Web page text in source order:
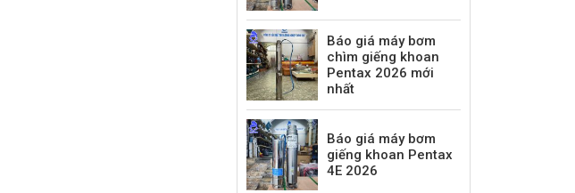
Báo giá máy bơm
chìm giếng khoan
Pentax 2026 mới
nhất
Báo giá máy bơm
giếng khoan Pentax
4E 2026